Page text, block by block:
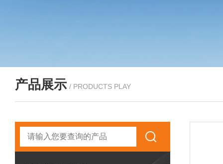
产品展示 / PRODUCTS PLAY